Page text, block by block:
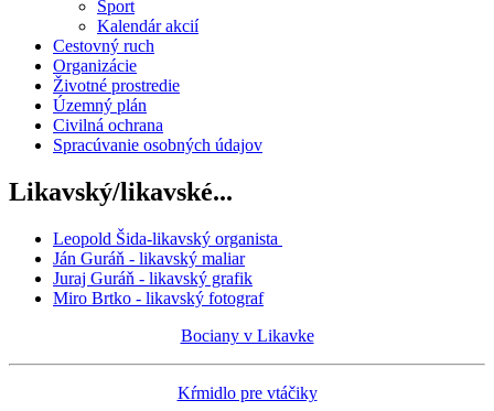
Šport
Kalendár akcií
Cestovný ruch
Organizácie
Životné prostredie
Územný plán
Civilná ochrana
Spracúvanie osobných údajov
Likavský/likavské...
Leopold Šida-likavský organista
Ján Guráň - likavský maliar
Juraj Guráň - likavský grafik
Miro Brtko - likavský fotograf
Bociany v Likavke
Kŕmidlo pre vtáčiky